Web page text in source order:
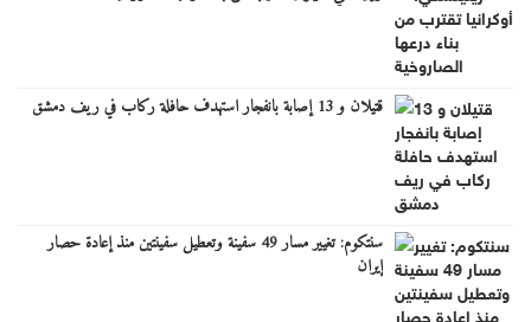
قتيلان و 13 إصابة بانفجار استهدف حافلة ركاب في ريف دمشق
سنتكوم: تغيير مسار 49 سفينة وتعطيل سفينتين منذ إعادة حصار
إيران